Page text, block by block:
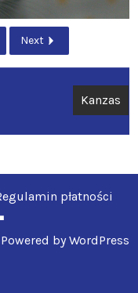
Next
Kanzas
płatności
by WordPress